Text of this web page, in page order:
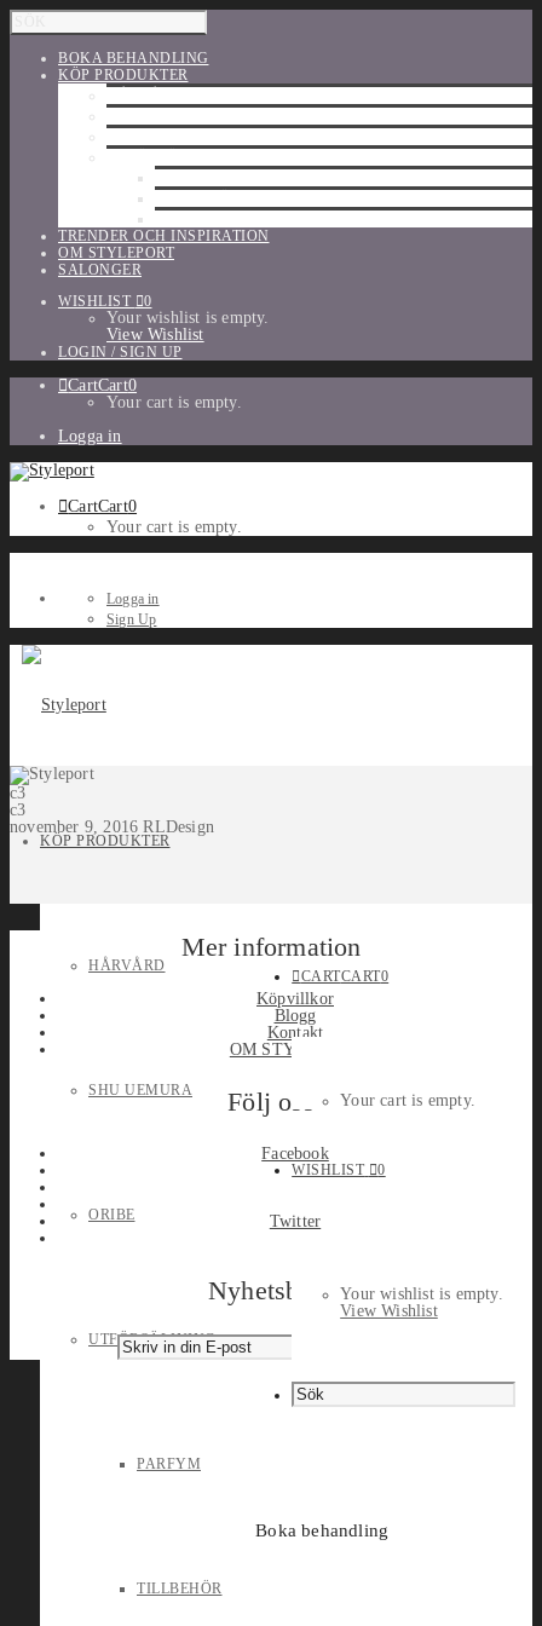
BOKA BEHANDLING
KÖP PRODUKTER
TRENDER OCH INSPIRATION
OM STYLEPORT
SALONGER
WISHLIST
0
Your wishlist is empty.
View Wishlist
LOGIN / SIGN UP
CartCart0
Your cart is empty.
Logga in
CartCart0
Your cart is empty.
Logga in
Sign Up
KÖP PRODUKTER
HÅRVÅRD
SHU UEMURA
ORIBE
UTFÖRSÄLJNING
PARFYM
TILLBEHÖR
CARTCART0
Your cart is empty.
WISHLIST 0
Your wishlist is empty.
View Wishlist
Boka behandling
c3
c3
november 9, 2016 RLDesign
Mer information
Köpvillkor
Blogg
Kontakt
OM STYLEPORT
Följ oss
Facebook
Twitter
Nyhetsbrev